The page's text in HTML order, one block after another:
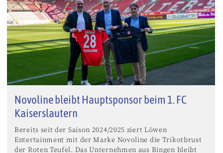
Novoline bleibt Hauptsponsor beim 1. FC
Kaiserslautern
Bereits seit der Saison 2024/2025 ziert Löwen
Entertainment mit der Marke Novoline die Trikotbrust
der Roten Teufel. Das Unternehmen aus Bingen bleibt